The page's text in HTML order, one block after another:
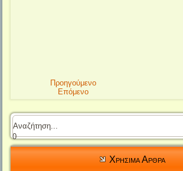
Προηγούμενο
Επόμενο
0
Χρησιμα Αρθρα